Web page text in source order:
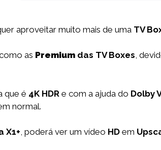
aproveitar muito mais de uma TV
as Premium das TV Boxes,
que é 4K HDR e com a ajuda do Dolby
normal.
X1+, poderá ver um vídeo HD em